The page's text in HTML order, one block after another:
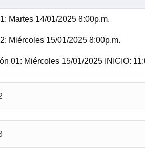
Martes 14/01/2025 8:00p.m.
Miércoles 15/01/2025 8:00p.m.
01: Miércoles 15/01/2025 INICIO: